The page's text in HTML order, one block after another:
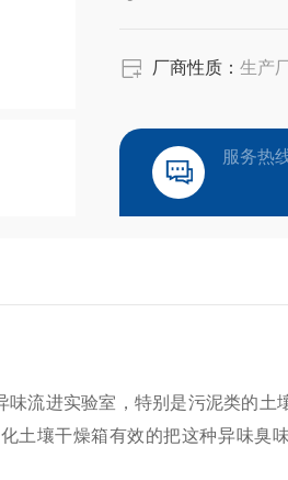
厂商性质： 生产
服务热
味流进实验室，特别是污泥类的土
土壤干燥箱有效的把这种异味臭